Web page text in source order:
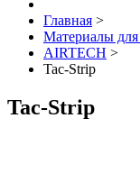
Главная >
Материалы
AIRTECH >
Tac-Strip
Tac-Strip